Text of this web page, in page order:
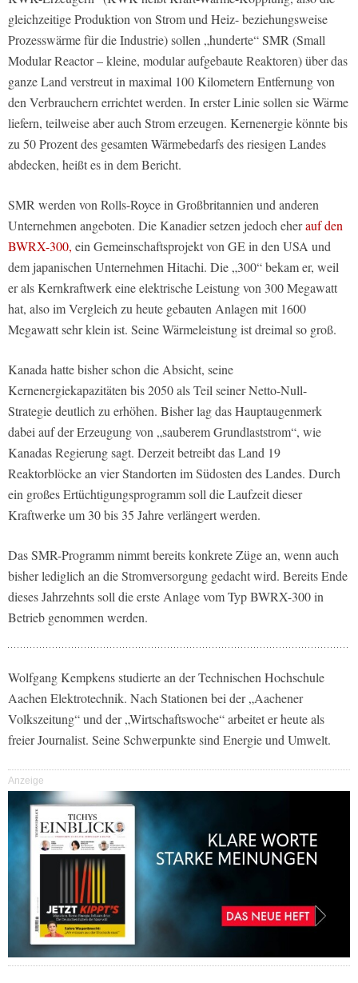
gleichzeitige Produktion von Strom und Heiz- beziehungsweise
Prozesswärme für die Industrie) sollen „hunderte“ SMR (Small
Modular Reactor – kleine, modular aufgebaute Reaktoren) über das
ganze Land verstreut in maximal 100 Kilometern Entfernung von
den Verbrauchern errichtet werden. In erster Linie sollen sie Wärme
liefern, teilweise aber auch Strom erzeugen. Kernenergie könnte bis
zu 50 Prozent des gesamten Wärmebedarfs des riesigen Landes
abdecken, heißt es in dem Bericht.
SMR werden von Rolls-Royce in Großbritannien und anderen
Unternehmen angeboten. Die Kanadier setzen jedoch eherauf den
BWRX-300, ein Gemeinschaftsprojekt von GE in den USA und
dem japanischen Unternehmen Hitachi. Die „300“ bekam er, weil
er als Kernkraftwerk eine elektrische Leistung von 300 Megawatt
hat, also im Vergleich zu heute gebauten Anlagen mit 1600
Megawatt sehr klein ist. Seine Wärmeleistung ist dreimal so groß.
Kanada hatte bisher schon die Absicht, seine
Kernenergiekapazitäten bis 2050 als Teil seiner Netto-Null-
Strategie deutlich zu erhöhen. Bisher lag das Hauptaugenmerk
dabei auf der Erzeugung von „sauberem Grundlaststrom“, wie
Kanadas Regierung sagt. Derzeit betreibt das Land 19
Reaktorblöcke an vier Standorten im Südosten des Landes. Durch
ein großes Ertüchtigungsprogramm soll die Laufzeit dieser
Kraftwerke um 30 bis 35 Jahre verlängert werden.
Das SMR-Programm nimmt bereits konkrete Züge an, wenn auch
bisher lediglich an die Stromversorgung gedacht wird. Bereits Ende
dieses Jahrzehnts soll die erste Anlage vom Typ BWRX-300 in
Betrieb genommen werden.
Wolfgang Kempkens studierte an der Techni­schen Hochschule
Aachen Elektrotechnik. Nach Stationen bei der „Aache­ner
Volkszeitung“ und der „Wirtschaftswoche“ arbeitet er heute als
freier Journalist. Seine Schwer­punkte sind Energie und Umwelt.
Anzeige